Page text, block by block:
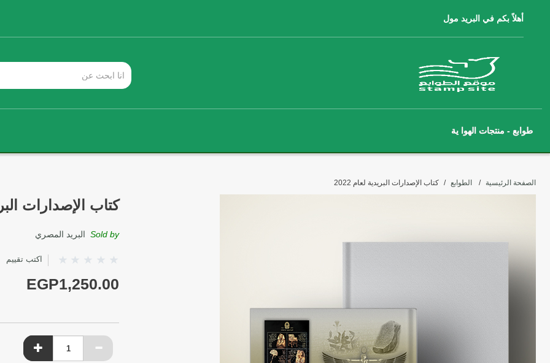
أهلاً بكم في البريد مول
طوابع - منتجات الهوا ية
الصفحة الرئيسية الطوابع كتاب الإصدارات البريدية لعام 2022
كتاب الإصدارات
Sold by البريد المصري
اكتب تقييم
EGP1,250.00